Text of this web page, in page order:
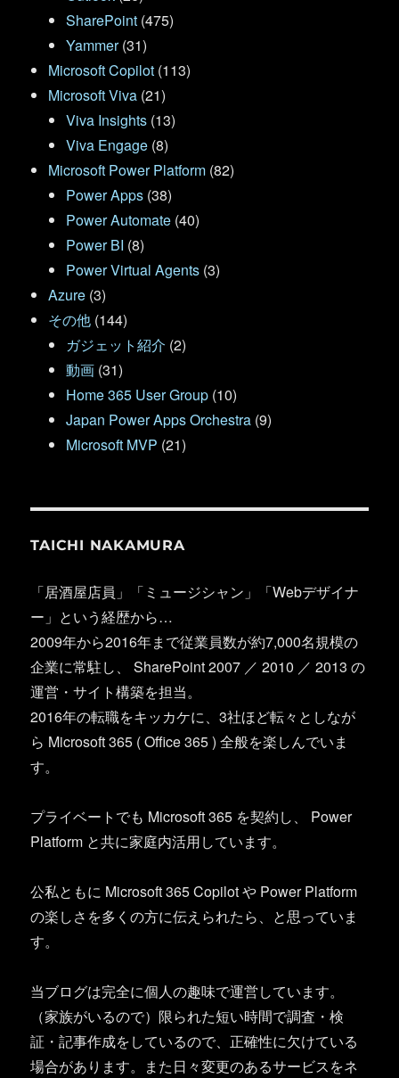
SharePoint (475)
Yammer(31)
Microsoft Copilot (113)
Microsoft Viva (21)
Viva Insights (13)
Viva Engage (8)
Microsoft Power Platform (82)
Power Apps (38)
Power Automate (40)
Power BI (8)
Power Virtual Agents (3)
Azure (3)
その他 (144)
ガジェット紹介 (2)
動画 (31)
Home 365 User Group (10)
Japan Power Apps Orchestra (9)
Microsoft MVP (21)
TAICHI NAKAMURA
「居酒屋店員」「ミュージシャン」「Webデザイナ
ー」という経歴から…
2009年から2016年まで従業員数が約7,000名規模の
企業に常駐し、 SharePoint 2007 ／ 2010 ／ 2013 の
運営・サイト構築を担当。
2016年の転職をキッカケに、3社ほど転々としなが
ら Microsoft 365 ( Office 365 ) 全般を楽しんでいま
す。
プライベートでも Microsoft 365 を契約し、 Power
Platform と共に家庭内活用しています。
公私ともに Microsoft 365 Copilot や Power Platform
の楽しさを多くの方に伝えられたら、と思っていま
す。
当ブログは完全に個人の趣味で運営しています。
（家族がいるので）限られた短い時間で調査・検
証・記事作成をしているので、正確性に欠けている
場合があります。また日々変更のあるサービスをネ